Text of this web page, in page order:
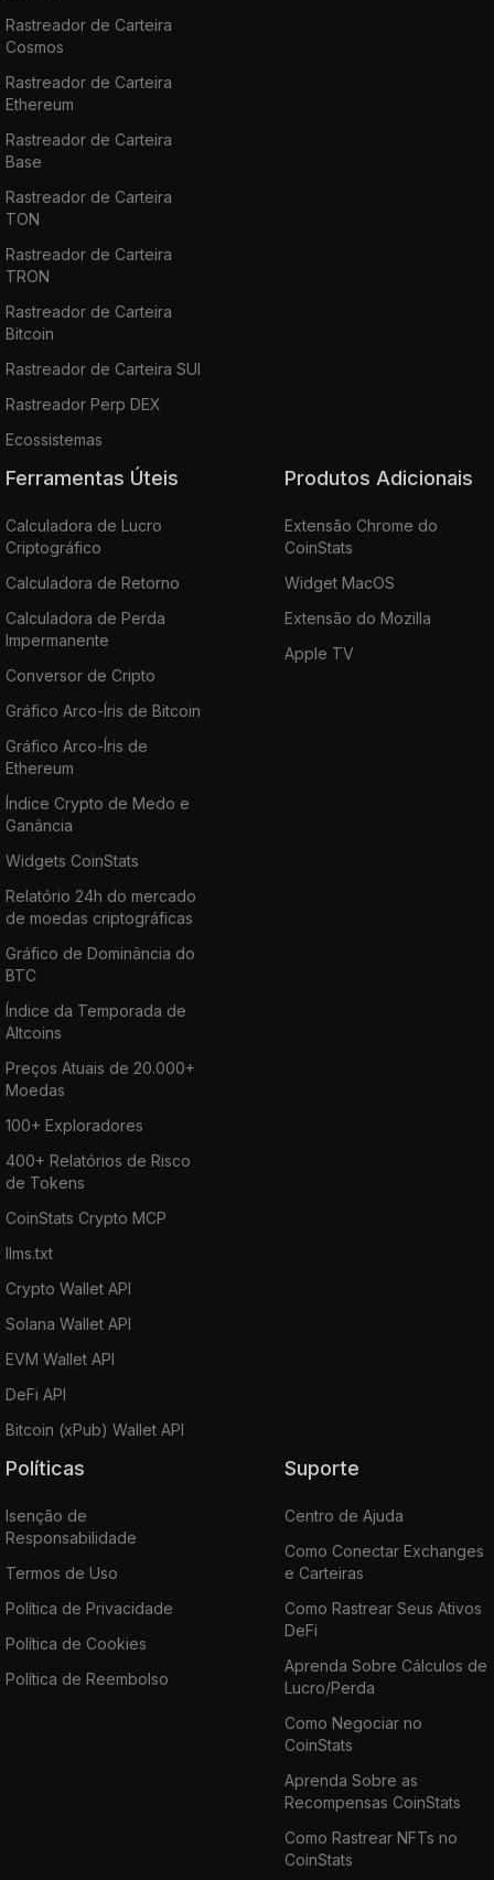
Rastreador de Carteira
Cosmos
Rastreador de Carteira
Ethereum
Rastreador de Carteira
Base
Rastreador de Carteira
TON
Rastreador de Carteira
TRON
Rastreador de Carteira
Bitcoin
Rastreador de Carteira SUI
Rastreador Perp DEX
Ecossistemas
Ferramentas Úteis
Calculadora de Lucro
Criptográfico
Calculadora de Retorno
Calculadora de Perda
Impermanente
Conversor de Cripto
Gráfico Arco-Íris de Bitcoin
Gráfico Arco-Íris de
Ethereum
Índice Crypto de Medo e
Ganância
Widgets CoinStats
Relatório 24h do mercado
de moedas criptográficas
Gráfico de Dominância do
BTC
Índice da Temporada de
Altcoins
Preços Atuais de 20.000+
Moedas
100+ Exploradores
400+ Relatórios de Risco
de Tokens
CoinStats Crypto MCP
llms.txt
Crypto Wallet API
Solana Wallet API
EVM Wallet API
DeFi API
Bitcoin (xPub) Wallet API
Produtos Adicionais
Extensão Chrome do
CoinStats
Widget MacOS
Extensão do Mozilla
Apple TV
Políticas
Isenção de
Responsabilidade
Termos de Uso
Política de Privacidade
Política de Cookies
Política de Reembolso
Suporte
Centro de Ajuda
Como Conectar Exchanges
e Carteiras
Como Rastrear Seus Ativos
DeFi
Aprenda Sobre Cálculos de
Lucro/Perda
Como Negociar no
CoinStats
Aprenda Sobre as
Recompensas CoinStats
Como Rastrear NFTs no
CoinStats